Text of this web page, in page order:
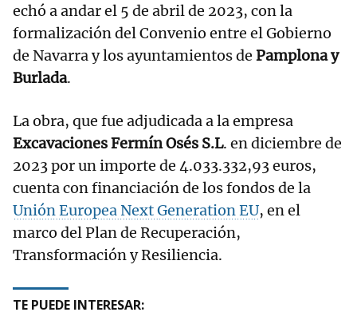
echó a andar el 5 de abril de 2023, con la
formalización del Convenio entre el Gobierno
de Navarra y los ayuntamientos de Pamplona y
Burlada.
La obra, que fue adjudicada a la empresa
Excavaciones Fermín Osés S.L. en diciembre de
2023 por un importe de 4.033.332,93 euros,
cuenta con financiación de los fondos de la
Unión Europea Next Generation EU, en el
marco del Plan de Recuperación,
Transformación y Resiliencia.
TE PUEDE INTERESAR: